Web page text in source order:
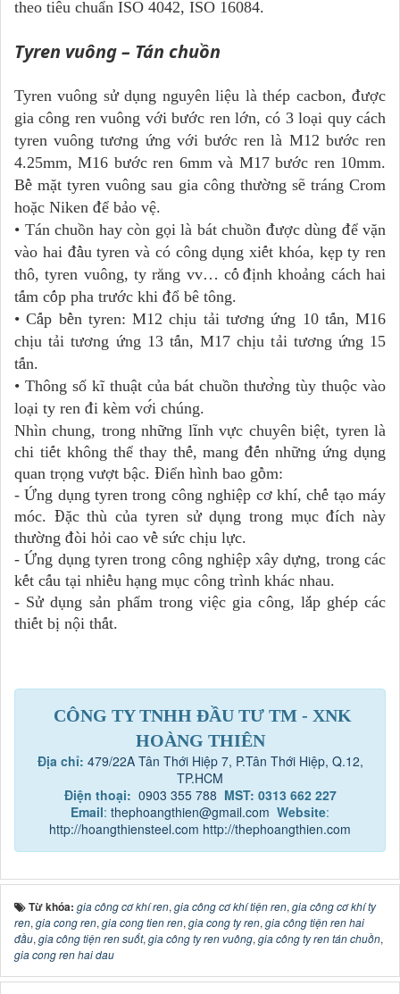
theo tiêu chuẩn ISO 4042, ISO 16084.
Tyren vuông – Tán chuồn
Tyren vuông sửdụng nguyên liệu là thép cacbon,được
gia công ren vuông với bước ren lớn, có 3 loại quy cách
tyren vuông tương ứng với bước ren là M12 bước ren
4.25mm, M16 bước ren 6mm và M17 bước ren 10mm.
Bề mặt tyren vuông sau gia công thường sẽtráng Crom
hoặc Niken để bảo vệ.
• Tán chuồn hay còn gọi là bát chuồn được dùng đểvặn
vào hai đầu tyren và cócông dụng xiết khóa, kẹp ty ren
thô, tyren vuông, ty răng vv… cố định khoảng cách hai
tấm cốp pha trước khi đổ bê tông.
• Cấp bền tyren: M12 chịu tải tươngứng 10 tấn, M16
chịu tải tương ứng 13 tấn, M17 chịu tải tương ứng 15
tấn.
• Thông số kĩ thuật của bát chuồn thường tùy thuộc vào
loại ty ren đi kèm với chúng.
Nhìn chung, trong những lĩnh vực chuyên biệt, tyren là
chi tiết không thểthay thế, mangđến nhữngứng dụng
quan trọng vượt bậc. Điển hình bao gồm:
-Ứng dụng tyren trong công nghiệp cơkhí, chế tạo máy
móc. Đặc thù của tyren sửdụng trong mụcđích này
thường đòi hỏi cao về sức chịu lực.
-Ứng dụng tyren trong công nghiệp xây dựng, trong các
kết cấu tại nhiều hạng mục công trình khác nhau.
- Sửdụng sản phẩm trong việc gia công, lắp ghép các
thiết bị nội thất.
CÔNG TY TNHH ĐẦU TƯ TM - XNK
HOÀNG THIÊN
Địa chỉ: 479/22A Tân Thới Hiệp 7, P.Tân Thới Hiệp, Q.12,
TP.HCM
Điện thoại: 0903 355 788 MST: 0313 662 227
Email: thephoangthien@gmail.com Website:
http://hoangthiensteel.com http://thephoangthien.com
Từ khóa: gia công cơ khí ren, gia công cơ khí tiện ren, gia công cơ khí ty
ren, gia cong ren, gia cong tien ren, gia cong ty ren, gia công tiện ren hai
đầu, gia công tiện ren suốt, gia công ty ren vuông, gia công ty ren tán chuồn,
gia cong ren hai dau